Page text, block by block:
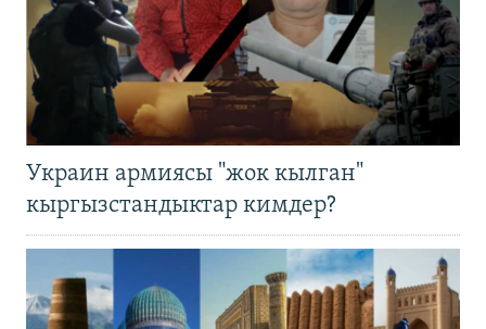
Украин армиясы "жок кылган"
кыргызстандыктар кимдер?